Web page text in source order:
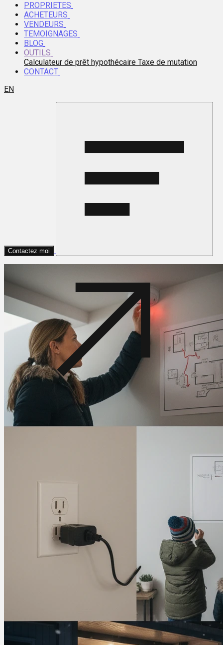
PROPRIETES
ACHETEURS
VENDEURS
TEMOIGNAGES
BLOG
OUTILS
Calculateur de prêt hypothécaire Taxe de mutation
CONTACT
EN
Contactez moi